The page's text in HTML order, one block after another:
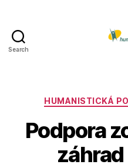
Search
HUMANISTICKÁ
Podpora